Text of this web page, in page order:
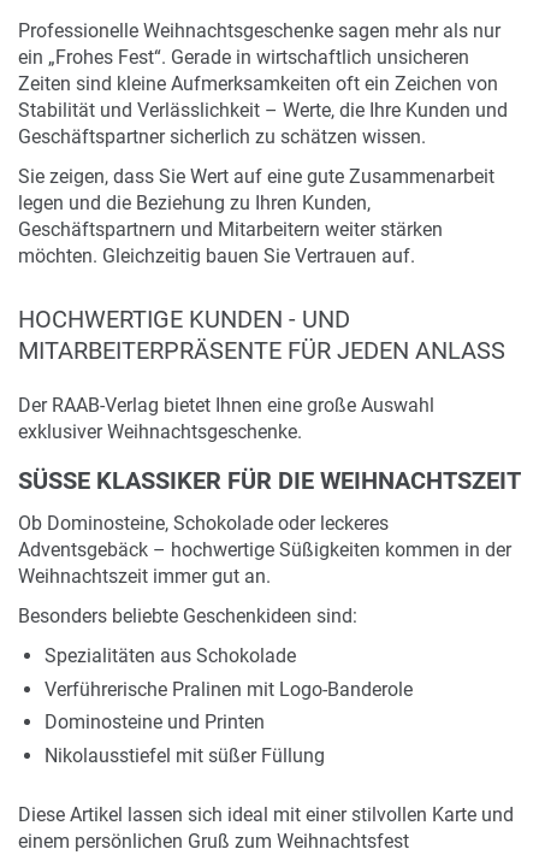
Professionelle Weihnachtsgeschenke sagen mehr als nur
ein „Frohes Fest“. Gerade in wirtschaftlich unsicheren
Zeiten sind kleine Aufmerksamkeiten oft ein Zeichen von
Stabilität und Verlässlichkeit – Werte, die Ihre Kunden und
Geschäftspartner sicherlich zu schätzen wissen.
Sie zeigen, dass Sie Wert auf eine gute Zusammenarbeit
legen und die Beziehung zu Ihren Kunden,
Geschäftspartnern und Mitarbeitern weiter stärken
möchten. Gleichzeitig bauen Sie Vertrauen auf.
HOCHWERTIGE KUNDEN - UND
MITARBEITERPRÄSENTE FÜR JEDEN ANLASS
Der RAAB-Verlag bietet Ihnen eine große Auswahl
exklusiver Weihnachtsgeschenke.
SÜSSE KLASSIKER FÜR DIE WEIHNACHTSZEIT
Ob Dominosteine, Schokolade oder leckeres
Adventsgebäck – hochwertige Süßigkeiten kommen in der
Weihnachtszeit immer gut an.
Besonders beliebte Geschenkideen sind:
Spezialitäten aus Schokolade
Verführerische Pralinen mit Logo-Banderole
Dominosteine und Printen
Nikolausstiefel mit süßer Füllung
Diese Artikel lassen sich ideal mit einer stilvollen Karte und
einem persönlichen Gruß zum Weihnachtsfest